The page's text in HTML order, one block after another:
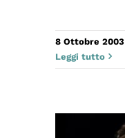
8 Ottobre 2003
Leggi tutto